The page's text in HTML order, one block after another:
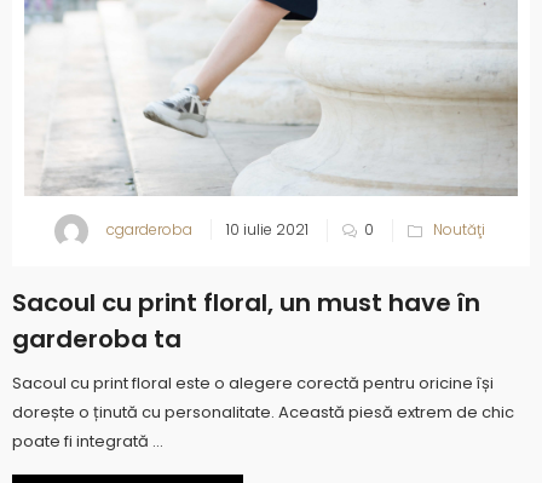
cgarderoba 10 iulie 2021 0 Noutăţi
Sacoul cu print floral, un must have în
garderoba ta
Sacoul cu print floral este o alegere corectă pentru oricine își
dorește o ținută cu personalitate. Această piesă extrem de chic
poate fi integrată ...